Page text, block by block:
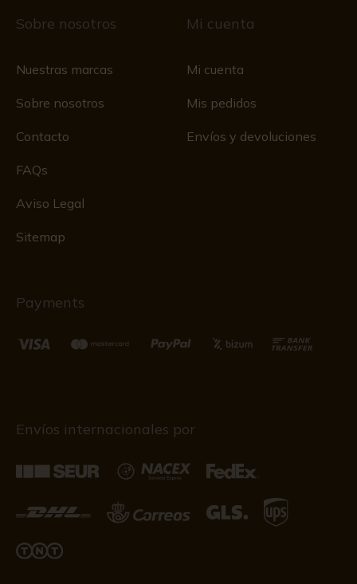
Sobre nosotros
Nuestras marcas
Sobre nosotros
Contacto
FAQs
Aviso Legal
Sitemap
Mi cuenta
Mi cuenta
Mis pedidos
Envíos y devoluciones
Payments
Envíos internacionales por